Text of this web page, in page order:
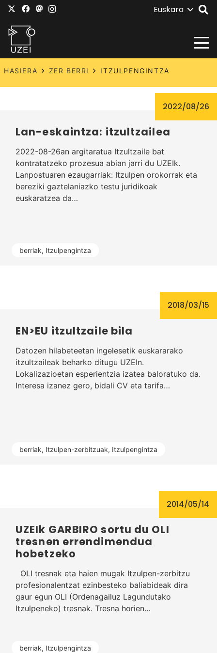
Euskara
HASIERA ZER BERRI ITZULPENGINTZA
berriak, Itzulpengintza
2022/08/26
Lan-eskaintza: itzultzailea
2022-08-26an argitaratua Itzultzaile bat
kontratatzeko prozesua abian jarri du UZEIk.
Lanpostuaren ezaugarriak: Itzulpen orokorrak eta
bereziki gaztelaniazko testu juridikoak
euskaratzea da…
berriak, Itzulpen-zerbitzuak, Itzulpengintza
2018/03/15
EN>EU itzultzaile bila
Datozen hilabeteetan ingelesetik euskararako
itzultzaileak beharko ditugu UZEIn.
Lokalizazioetan esperientzia izatea baloratuko da.
Interesa izanez gero, bidali CV eta tarifa…
berriak, Itzulpengintza
2014/05/14
UZEIk GARBIRO sortu du OLI
tresnen errendimendua
hobetzeko
OLI tresnak eta haien mugak Itzulpen-zerbitzu
profesionalentzat ezinbesteko baliabideak dira
gaur egun OLI (Ordenagailuz Lagundutako
Itzulpeneko) tresnak. Tresna horien…